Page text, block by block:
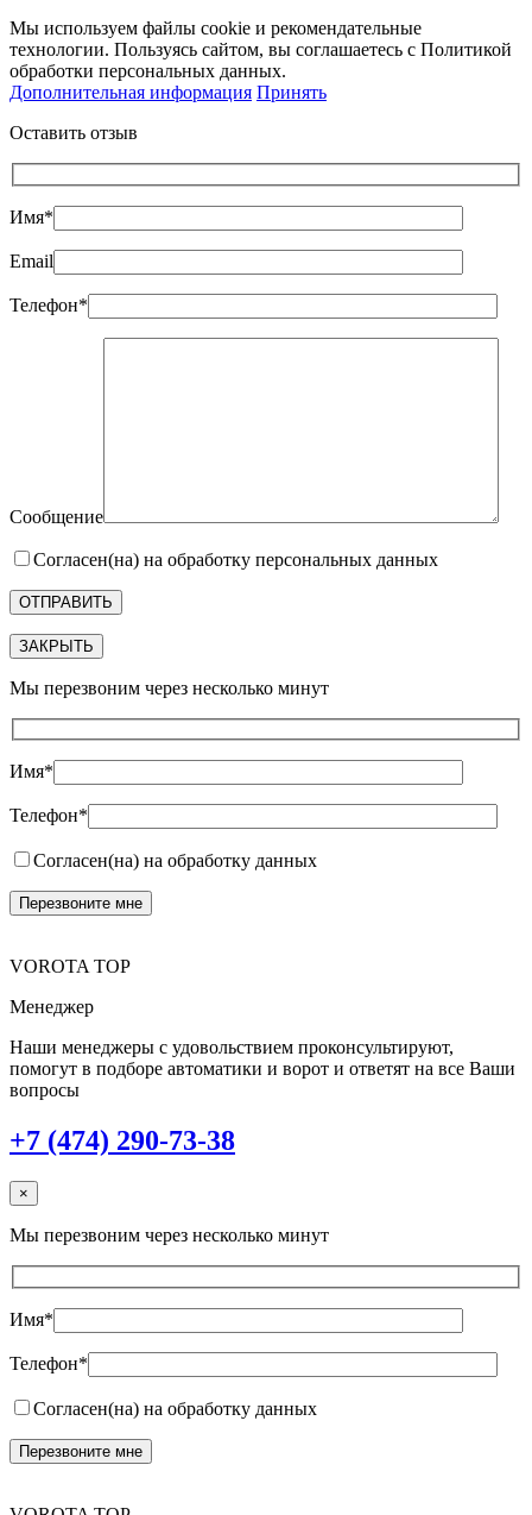
Мы используем файлы cookie и рекомендательные
технологии. Пользуясь сайтом, вы соглашаетесь с Политикой
обработки персональных данных.
Дополнительная информация Принять
Оставить отзыв
Имя*
Email
Телефон*
Сообщение
Согласен(на) на обработку персональных данных
ЗАКРЫТЬ
Мы перезвоним через несколько минут
Имя*
Телефон*
Согласен(на) на обработку данных
VOROTA TOP
Менеджер
Наши менеджеры с удовольствием проконсультируют,
помогут в подборе автоматики и ворот и ответят на все Ваши
вопросы
+7 (474) 290-73-38
×
Мы перезвоним через несколько минут
Имя*
Телефон*
Согласен(на) на обработку данных